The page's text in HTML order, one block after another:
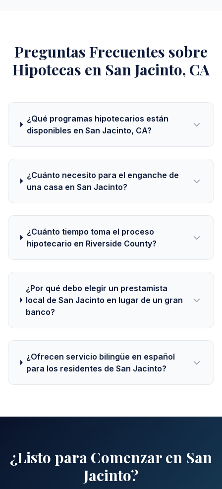
Preguntas Frecuentes sobre
Hipotecas en San Jacinto, CA
¿Qué programas hipotecarios están
disponibles en San Jacinto, CA?
¿Cuánto necesito para el enganche de
una casa en San Jacinto?
¿Cuánto tiempo toma el proceso
hipotecario en Riverside County?
¿Por qué debo elegir un prestamista
local de San Jacinto en lugar de un gran
banco?
¿Ofrecen servicio bilingüe en español
para los residentes de San Jacinto?
¿Listo para Comenzar en San
Jacinto?